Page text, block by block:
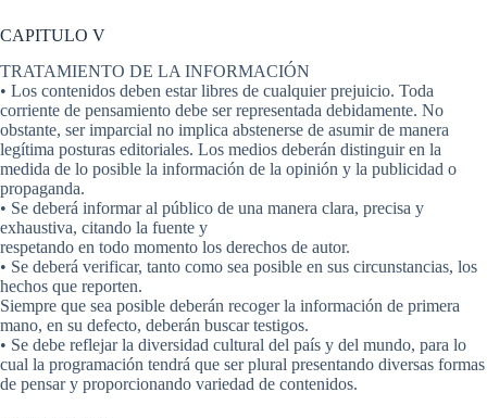
CAPITULO V
TRATAMIENTO DE LA INFORMACIÓN
• Los contenidos deben estar libres de cualquier prejuicio. Toda
corriente de pensamiento debe ser representada debidamente. No
obstante, ser imparcial no implica abstenerse de asumir de manera
legítima posturas editoriales. Los medios deberán distinguir en la
medida de lo posible la información de la opinión y la publicidad o
propaganda.
• Se deberá informar al público de una manera clara, precisa y
exhaustiva, citando la fuente y
respetando en todo momento los derechos de autor.
• Se deberá verificar, tanto como sea posible en sus circunstancias, los
hechos que reporten.
Siempre que sea posible deberán recoger la información de primera
mano, en su defecto, deberán buscar testigos.
• Se debe reflejar la diversidad cultural del país y del mundo, para lo
cual la programación tendrá que ser plural presentando diversas formas
de pensar y proporcionando variedad de contenidos.